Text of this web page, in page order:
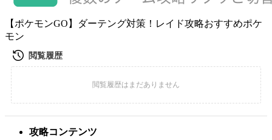
【ポケモンGO】ダーテング対策！レイド攻略おすすめポケ
モン
攻略コンテンツ